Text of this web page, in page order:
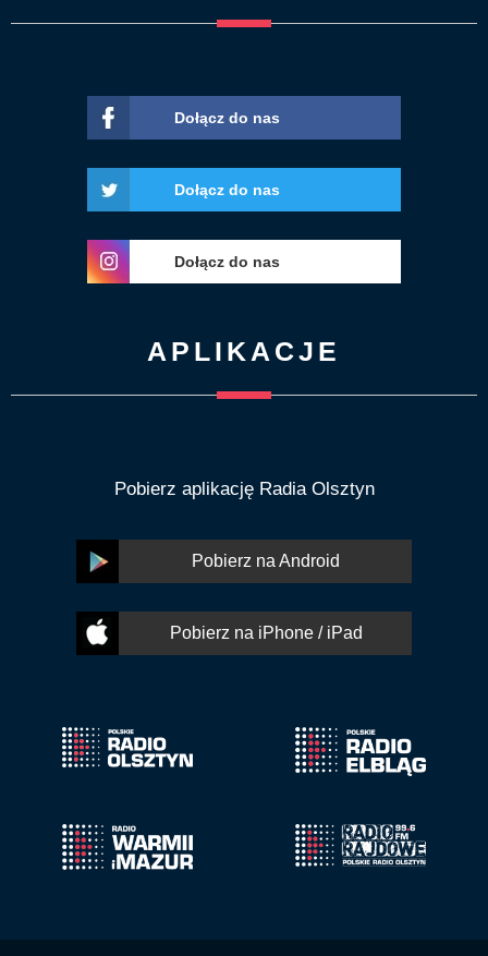
Dołącz do nas
Dołącz do nas
Dołącz do nas
APLIKACJE
Pobierz aplikację Radia Olsztyn
Pobierz na Android
Pobierz na iPhone / iPad